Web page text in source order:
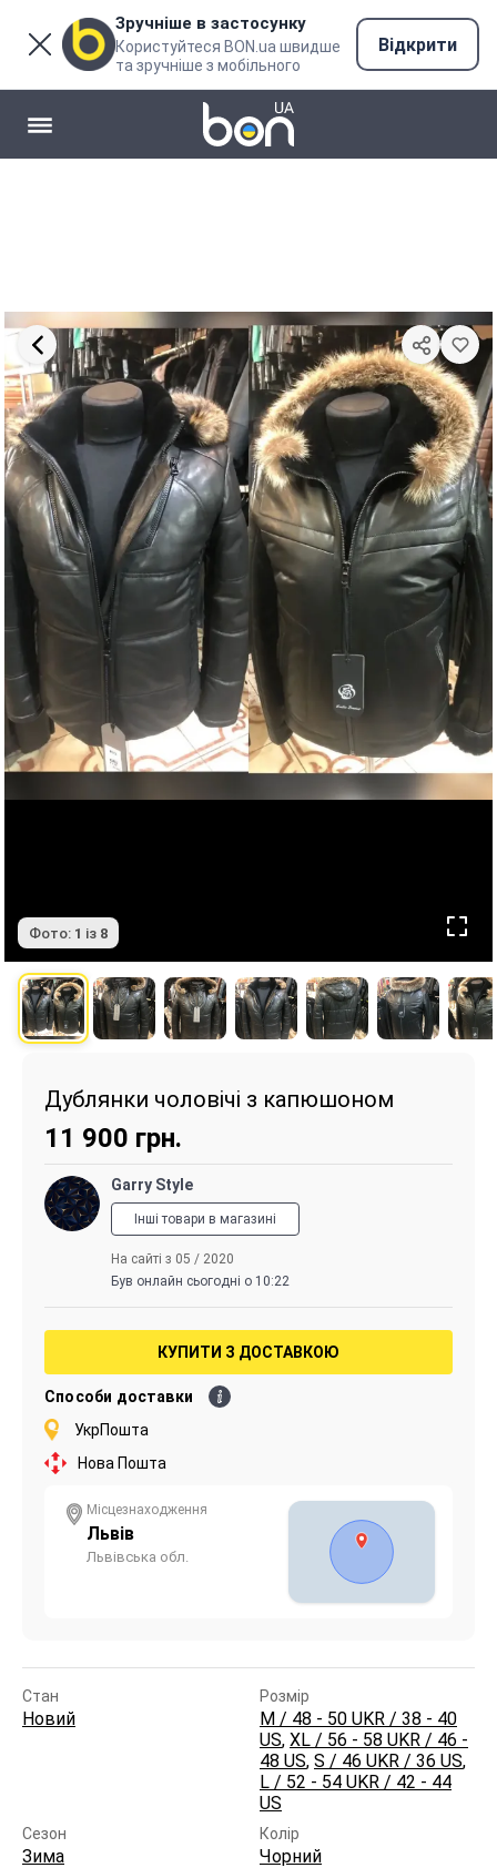
Зручніше в застосунку
Користуйтеся BON.ua швидше
та зручніше з мобільного
Відкрити
Фото: 1 із 8
Дублянки чоловічі з капюшоном
11 900 грн.
Garry Style
Інші товари в магазині
На сайті з 05 / 2020
Був онлайн сьогодні о 10:22
КУПИТИ З ДОСТАВКОЮ
Способи доставки
УкрПошта
Нова Пошта
Місцезнаходження
Львів
Львівська обл.
Стан
Новий
Розмір
M / 48 - 50 UKR / 38 - 40
US, XL / 56 - 58 UKR / 46 -
48 US, S / 46 UKR / 36 US,
L / 52 - 54 UKR / 42 - 44
US
Сезон
Зима
Колір
Чорний